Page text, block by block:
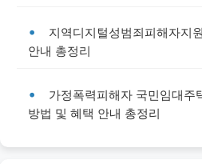
지역디지털성범죄피해자지
안내 총정리
가정폭력피해자 국민임대주
방법 및 혜택 안내 총정리